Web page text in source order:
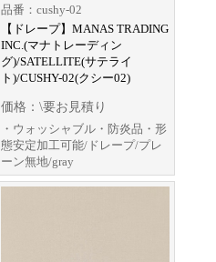
品番：cushy-02
【ドレープ】MANAS TRADING
INC.(マナトレーディン
グ)/SATELLITE(サテライ
ト)/CUSHY-02(クシー02)
価格：\要お見積り
・ウォッシャブル・防炎品・形
態安定加工可能/ドレープ/プレ
ーン無地/gray